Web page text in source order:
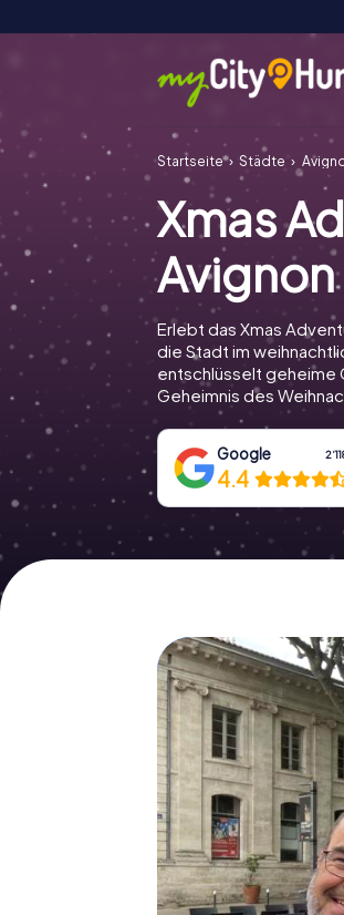
Startseite Städte
Xmas
Avignon
Erlebt das Xmas
die Stadt im
entschlüsselt geheime
Geheimnis des
Google
4.4